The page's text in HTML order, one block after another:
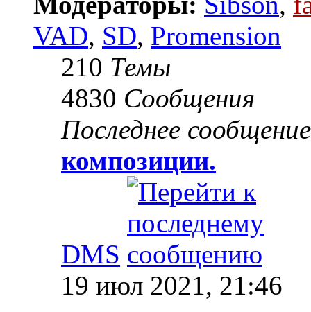
VAD, SD, Promension
210 Темы
4830 Сообщения
Последнее сообщение
композиции.
DMS
19 июл 2021, 21:46